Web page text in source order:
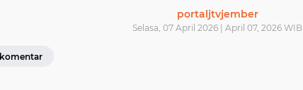
portaljtvjember
Selasa, 07 April 2026 | April 07, 2026 WIB
komentar